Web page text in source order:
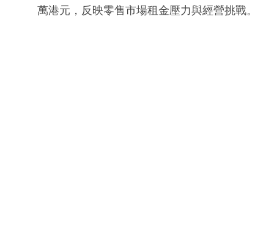
萬港元，反映零售市場租金壓力與經營挑戰。